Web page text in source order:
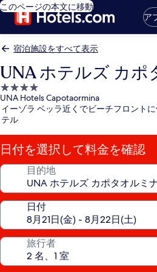
このページの本文に移動
ア
宿泊施設をすべて表示
UNA ホテルズ カポ
4.0
つ
星
宿
泊
施
設
UNA Hotels Capotaormina
イーゾラ ベッラ近くでビーチフロント
テル
日付を選択して料金を確認
目的地
日付
旅行者